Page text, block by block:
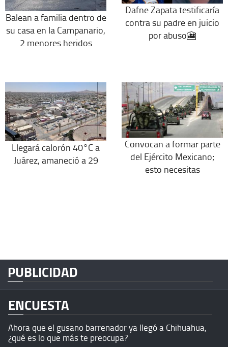
Balean a familia dentro de
su casa en la Campanario,
2 menores heridos
Dafne Zapata testificaría
contra su padre en juicio
por abuso🎦
Llegará calorón 40°C a
Juárez, amaneció a 29
Convocan a formar parte
del Ejército Mexicano;
esto necesitas
PUBLICIDAD
ENCUESTA
Ahora que el gusano barrenador ya llegó a Chihuahua,
¿qué es lo que más te preocupa?